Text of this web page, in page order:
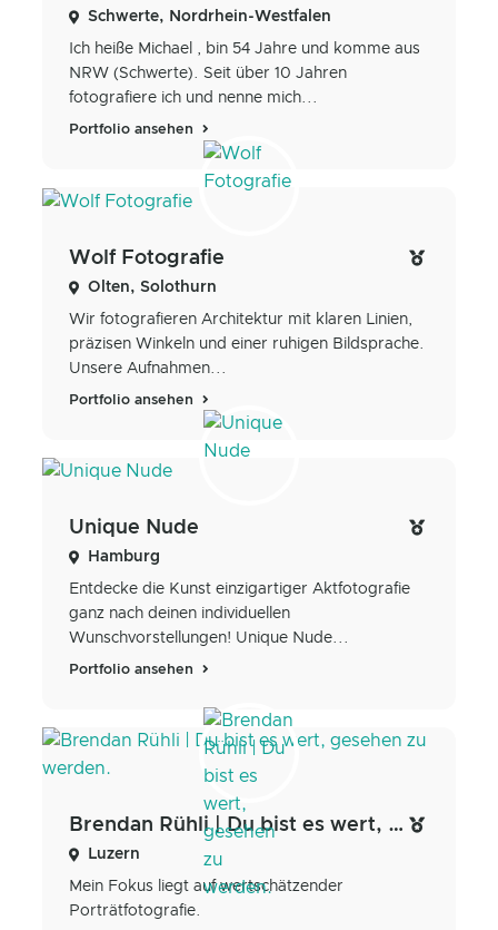
Schwerte, Nordrhein-Westfalen
Ich heiße Michael , bin 54 Jahre und komme aus
NRW (Schwerte). Seit über 10 Jahren
fotografiere ich und nenne mich...
Portfolio ansehen
Wolf Fotografie
Olten, Solothurn
Wir fotografieren Architektur mit klaren Linien,
präzisen Winkeln und einer ruhigen Bildsprache.
Unsere Aufnahmen...
Portfolio ansehen
Unique Nude
Hamburg
Entdecke die Kunst einzigartiger Aktfotografie
ganz nach deinen individuellen
Wunschvorstellungen! Unique Nude...
Portfolio ansehen
Brendan Rühli | Du bist es wert, gesehen zu werden.
Luzern
Mein Fokus liegt auf wertschätzender
Porträtfotografie.